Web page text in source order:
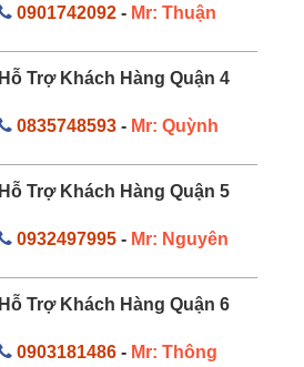
0901742092 - Mr: Thuận
Hỗ Trợ Khách Hàng Quận 4
0835748593 - Mr: Quỳnh
Hỗ Trợ Khách Hàng Quận 5
0932497995 - Mr: Nguyên
Hỗ Trợ Khách Hàng Quận 6
0903181486 - Mr: Thông